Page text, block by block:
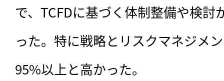
で、TCFDに基づく体制整備や検討
った。特に戦略とリスクマネジメ
95%以上と高かった。